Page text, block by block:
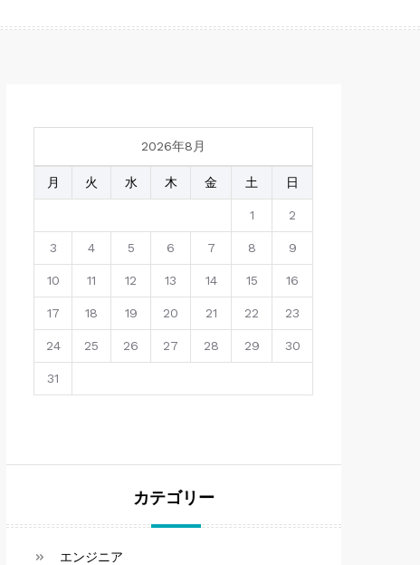
2026年8月
月 火 水 木 金 土 日
1 2
3 4 5 6 7 8 9
10 11 12 13 14 15 16
17 18 19 20 21 22 23
24 25 26 27 28 29 30
31
カテゴリー
エンジニア